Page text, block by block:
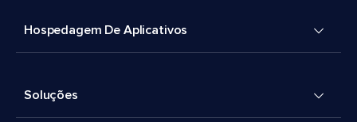
Hospedagem De Aplicativos
Soluções